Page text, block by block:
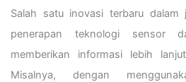
Salah satu inovasi terbaru dalam
penerapan teknologi sensor
memberikan informasi lebih
Misalnya, dengan